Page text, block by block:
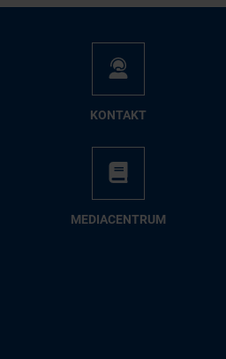
KON­TAKT
ME­DIA­CEN­TRUM